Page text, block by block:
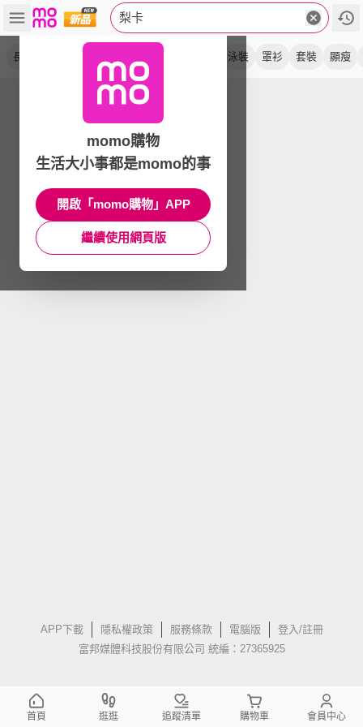
梨卡
長褲 泳裝 罩衫 套裝 顯瘦
APP下載 隱私權政策 服務條款 電腦版
登入/註冊
富邦媒體科技股份有限公司 統編：27365925
momo購物
生活大小事都是momo的事
開啟「momo購物」APP
繼續使用網頁版
首頁 逛逛 追蹤清單 購物車 會員中心